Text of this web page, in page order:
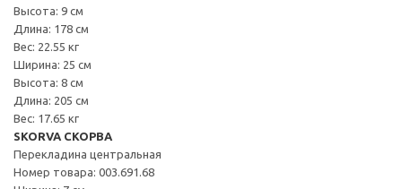
Высота: 9 см
Длина: 178 см
Вес: 22.55 кг
Ширина: 25 см
Высота: 8 см
Длина: 205 см
Вес: 17.65 кг
SKORVA СКОРВА
Перекладина центральная
Номер товара: 003.691.68